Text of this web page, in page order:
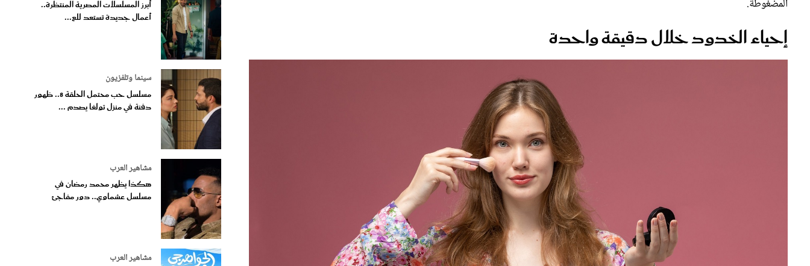
المضغوطة.
إحياء الخدود خلال دقيقة واحدة
أبرز المسلسلات المصرية المنتظرة..
أعمال جديدة تستعد للع...
سينما وتلفزيون
مسلسل حب محتمل الحلقة 8.. ظهور
دفنة في منزل تولغا يصدم ...
مشاهير العرب
هكذا يظهر محمد رمضان في
مسلسل عشماوي.. دور مفاجئ
مشاهير العرب